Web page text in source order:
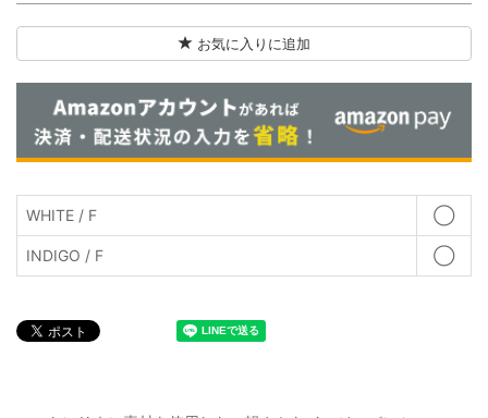
お気に入りに追加
WHITE / F ◯
INDIGO / F ◯